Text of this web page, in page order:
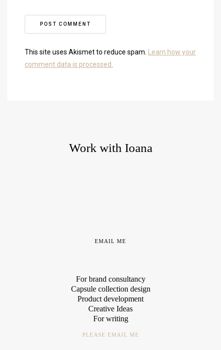
This site uses Akismet to reduce spam. Learn how your
comment data is processed.
Work with Ioana
EMAIL ME
For brand consultancy
Capsule collection design
Product development
Creative Ideas
For writing
PLEASE EMAIL ME